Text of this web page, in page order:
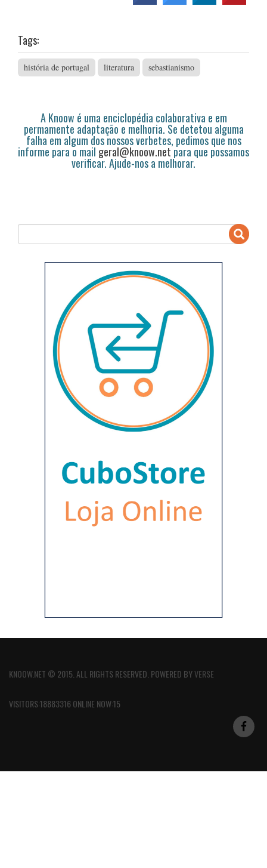
Tags:
história de portugal literatura sebastianismo
A Knoow é uma enciclopédia colaborativa e em
permamente adaptação e melhoria. Se detetou alguma
falha em algum dos nossos verbetes, pedimos que nos
informe para o mail geral@knoow.netpara que possamos
verificar. Ajude-nos a melhorar.
KNOOW.NET © 2015. ALL RIGHTS RESERVED. POWERED BYVERSE
VISITORS:18883316 ONLINE NOW:15